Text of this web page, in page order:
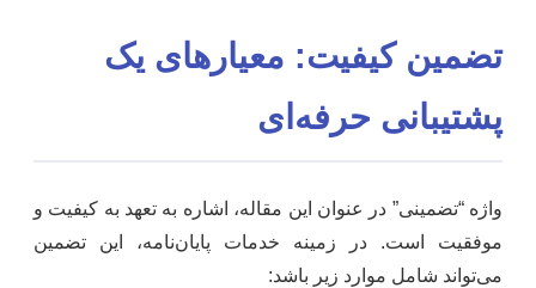
تضمین کیفیت: معیارهای یک
پشتیبانی حرفه‌ای
واژه “تضمینی” در عنوان این مقاله، اشاره به تعهد به کیفیت و
موفقیت است. در زمینه خدمات پایان‌نامه، این تضمین
می‌تواند شامل موارد زیر باشد: